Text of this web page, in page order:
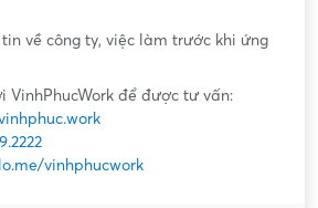
về công ty, việc làm trước khi ứng
VinhPhucWork để được tư vấn:
vinhphucwork